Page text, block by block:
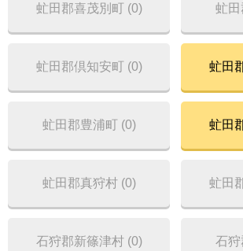
虻田郡喜茂別町 (0) 虻田
虻田郡倶知安町 (0) 虻田
虻田郡豊浦町 (0) 虻田
虻田郡真狩村 (0) 虻田
石狩郡新篠津村 (0) 石狩